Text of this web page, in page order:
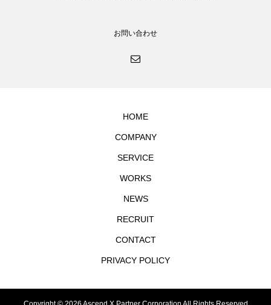
お問い合わせ
HOME
COMPANY
SERVICE
WORKS
NEWS
RECRUIT
CONTACT
PRIVACY POLICY